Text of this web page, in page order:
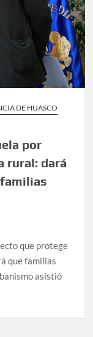
DE HUASCO
por
rural: dará
que protege
que familias
asistió